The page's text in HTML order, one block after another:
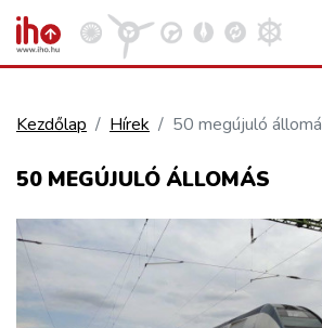
KÖZÚT
REPÜLÉS
Kezdőlap Hírek 50 megújuló
50 MEGÚJULÓ ÁLLOMÁS